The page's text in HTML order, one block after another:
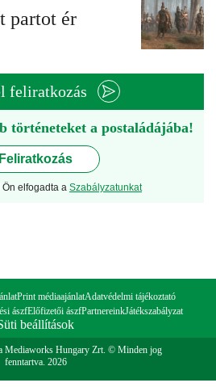
partot ér
feliratkozás
történeteket a postaládájába!
Feliratkozás
elfogadta a Szabályzatunkat
Print médiaajánlatAdatvédelmi tájékoztató
ászfElőfizetői ászfPartnereinkJátékszabályzat
beállítások
Mediaworks Hungary Zrt. © Minden jog
fenntartva. 2026